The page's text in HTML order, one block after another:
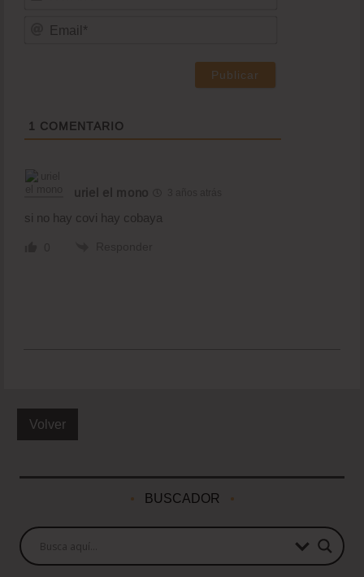
1 COMENTARIO
uriel el mono
si no hay covi hay cobaya
Volver
BUSCADOR